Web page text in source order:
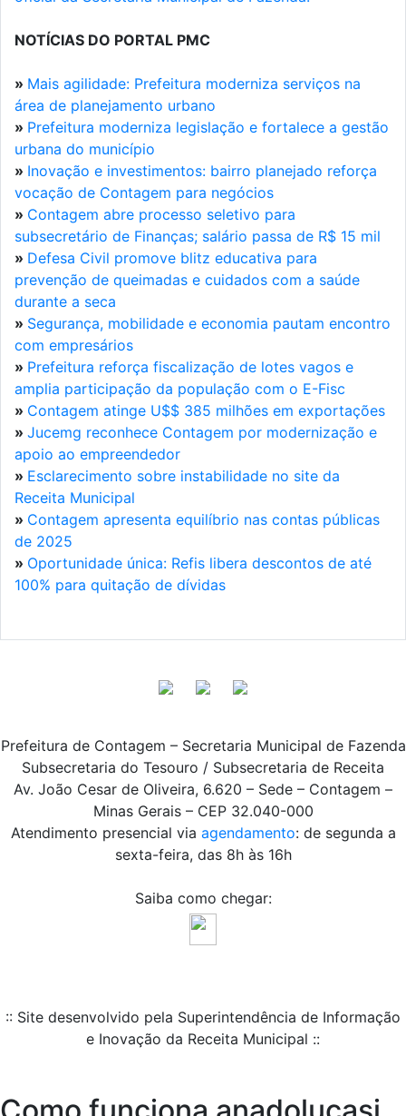
NOTÍCIAS DO PORTAL PMC
» Mais agilidade: Prefeitura moderniza serviços na
área de planejamento urbano
» Prefeitura moderniza legislação e fortalece a gestão
urbana do município
» Inovação e investimentos: bairro planejado reforça
vocação de Contagem para negócios
» Contagem abre processo seletivo para
subsecretário de Finanças; salário passa de R$ 15 mil
» Defesa Civil promove blitz educativa para
prevenção de queimadas e cuidados com a saúde
durante a seca
» Segurança, mobilidade e economia pautam encontro
com empresários
» Prefeitura reforça fiscalização de lotes vagos e
amplia participação da população com o E-Fisc
» Contagem atinge U$$ 385 milhões em exportações
» Jucemg reconhece Contagem por modernização e
apoio ao empreendedor
» Esclarecimento sobre instabilidade no site da
Receita Municipal
» Contagem apresenta equilíbrio nas contas públicas
de 2025
» Oportunidade única: Refis libera descontos de até
100% para quitação de dívidas
Prefeitura de Contagem – Secretaria Municipal de Fazenda
Subsecretaria do Tesouro / Subsecretaria de Receita
Av. João Cesar de Oliveira, 6.620 – Sede – Contagem –
Minas Gerais – CEP 32.040-000
Atendimento presencial via agendamento: de segunda a
sexta-feira, das 8h às 16h
Saiba como chegar:
:: Site desenvolvido pela Superintendência de Informação
e Inovação da Receita Municipal ::